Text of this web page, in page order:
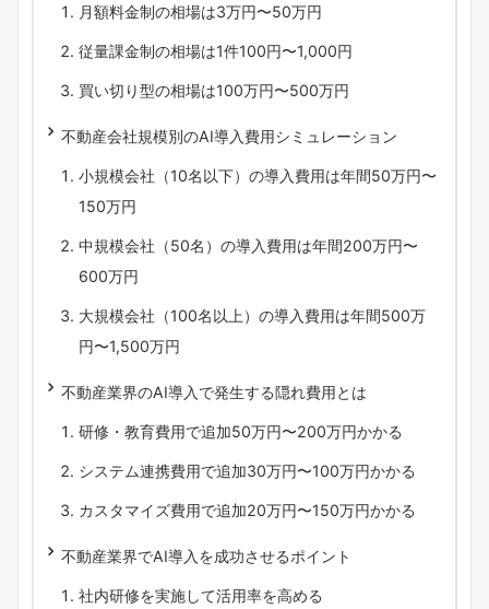
月額料金制の相場は3万円〜50万円
従量課金制の相場は1件100円〜1,000円
買い切り型の相場は100万円〜500万円
不動産会社規模別のAI導入費用シミュレーション
小規模会社（10名以下）の導入費用は年間50万円〜
150万円
中規模会社（50名）の導入費用は年間200万円〜
600万円
大規模会社（100名以上）の導入費用は年間500万
円〜1,500万円
不動産業界のAI導入で発生する隠れ費用とは
研修・教育費用で追加50万円〜200万円かかる
システム連携費用で追加30万円〜100万円かかる
カスタマイズ費用で追加20万円〜150万円かかる
不動産業界でAI導入を成功させるポイント
社内研修を実施して活用率を高める